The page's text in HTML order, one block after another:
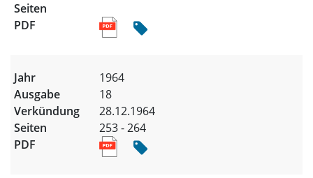
1964
18
28.12.1964
253 - 264